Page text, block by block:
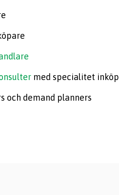
med specialitet inköp
och demand planners